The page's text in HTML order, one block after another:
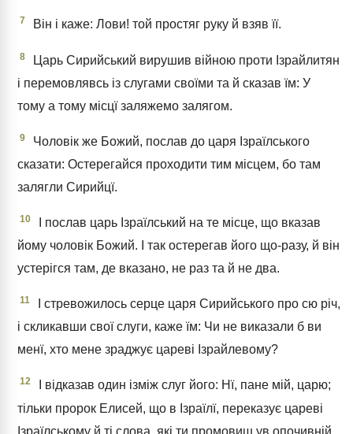
7 Він і каже: Лови! той простяг руку й взяв її.
8
Царь Сирийський вирушив війною проти Ізрайлитян
і перемовлявсь із слугами своїми та й сказав їм: У
тому а тому місцї заляжемо залягом.
9
Чоловік же Божий, послав до царя Ізраїлського
сказати: Остерегайся проходити тим місцем, бо там
залягли Сирийцї.
10
І послав царь Ізраїлський на те місце, що вказав
йому чоловік Божий. І так остерегав його що-разу, й він
устерігся там, де вказано, не раз та й не два.
11
І стревожилось серце царя Сирийського про сю річ,
і скликавши свої слуги, каже їм: Чи не виказали б ви
менї, хто мене зраджує цареві Ізрайлевому?
12
І відказав один ізміж слуг його: Нї, пане мій, царю;
тільки пророк Елисей, що в Ізраїлї, переказує цареві
Ізраїлському й ті слова, які ти промовиш ув опочивній